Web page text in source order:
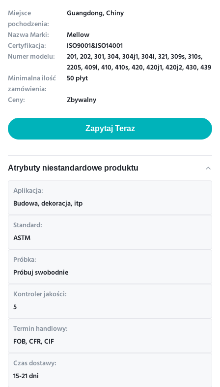
Miejsce
pochodzenia:
Guangdong, Chiny
Nazwa Marki:
Mellow
Certyfikacja: ISO9001&ISO14001
Numer modelu: 201, 202, 301, 304, 304j1, 304l, 321, 309s, 310s,
2205, 409l, 410, 410s, 420, 420j1, 420j2, 430, 439
Minimalna ilość
zamówienia:
50 płyt
Ceny:
Zbywalny
Zapytaj Teraz
Atrybuty niestandardowe produktu
Aplikacja:
Budowa, dekoracja, itp
Standard:
ASTM
Próbka:
Próbuj swobodnie
Kontroler jakości:
5
Termin handlowy:
FOB, CFR, CIF
Czas dostawy:
15-21 dni